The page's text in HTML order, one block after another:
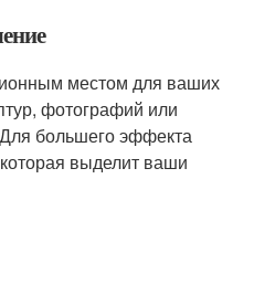
местом для ваших
фотографий или
большего эффекта
выделит ваши